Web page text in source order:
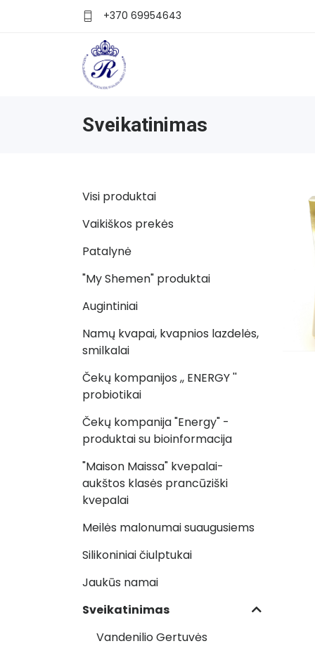
+370 69954643
Sveikatinimas
Visi produktai
Vaikiškos prekės
Patalynė
"My Shemen" produktai
Augintiniai
Namų kvapai, kvapnios lazdelės,
smilkalai
Čekų kompanijos ,, ENERGY ''
probiotikai
Čekų kompanija "Energy" -
produktai su bioinformacija
"Maison Maissa" kvepalai-
aukštos klasės prancūziški
kvepalai
Meilės malonumai suaugusiems
Silikoniniai čiulptukai
Jaukūs namai
Sveikatinimas
Vandenilio Gertuvės